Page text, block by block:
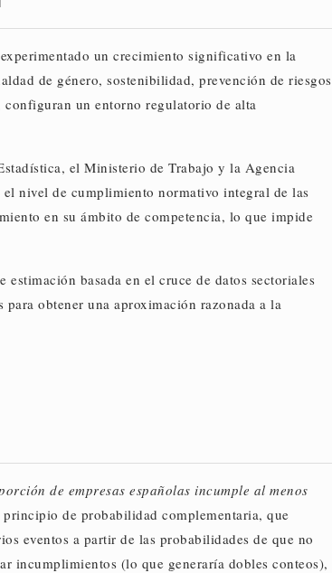
un crecimiento significativo en la
de género, sostenibilidad, prevención de riesgos
configuran un entorno regulatorio de alta
el Ministerio de Trabajo y la Agencia
nivel de cumplimiento normativo integral de las
en su ámbito de competencia, lo que impide
basada en el cruce de datos sectoriales
obtener una aproximación razonada a la
de empresas españolas incumple al menos
principio de probabilidad complementaria, que
eventos a partir de las probabilidades de que no
incumplimientos (lo que generaría dobles conteos),